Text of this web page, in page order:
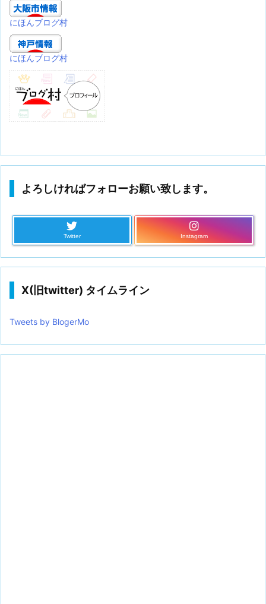
にほんブログ村
にほんブログ村
よろしければフォローお願い致します。
Twitter Instagram
X(旧twitter) タイムライン
Tweets by BlogerMo